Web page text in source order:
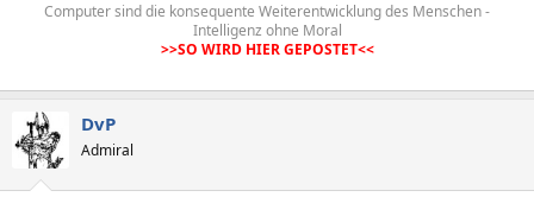
Computer sind die konsequente Weiterentwicklung des Menschen -
Intelligenz ohne Moral
>>SO WIRD HIER GEPOSTET<<
DvP
Admiral